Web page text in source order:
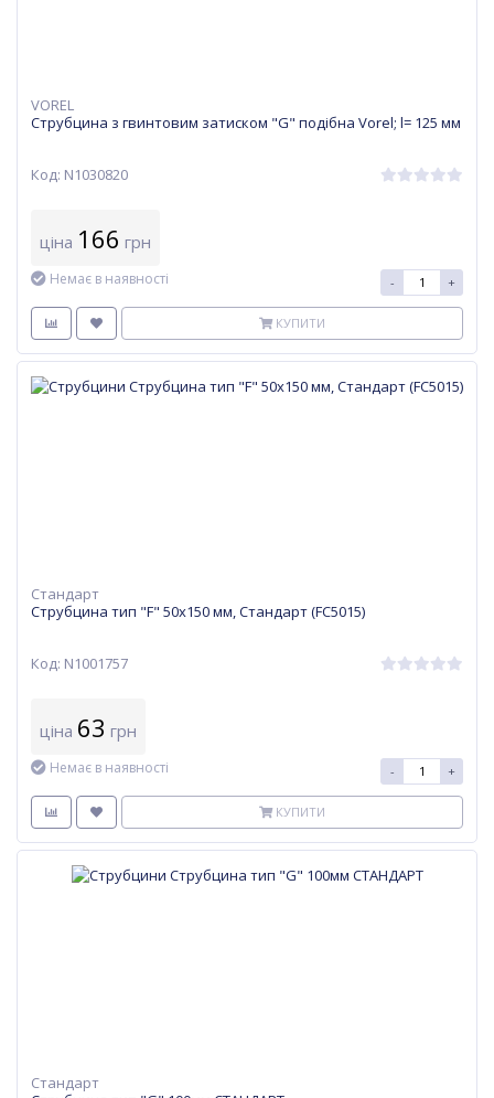
VOREL
Струбцина з гвинтовим затиском "G" подібна Vorel; l= 125 мм
Код: N1030820
ціна 166 грн
Немає в наявності - +
КУПИТИ
Стандарт
Струбцина тип "F" 50х150 мм, Стандарт (FC5015)
Код: N1001757
ціна 63 грн
Немає в наявності - +
КУПИТИ
Стандарт